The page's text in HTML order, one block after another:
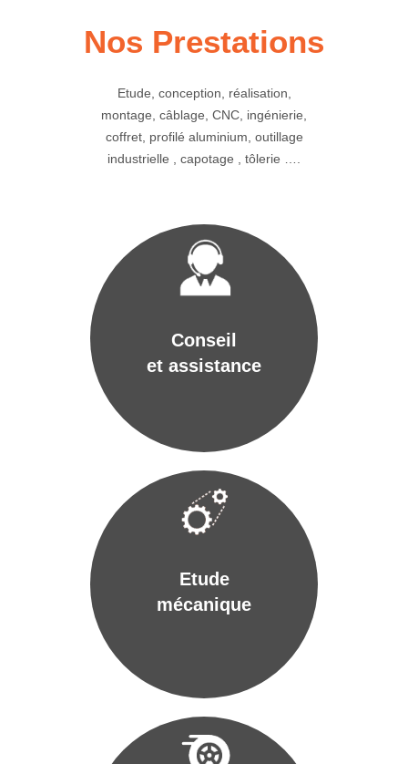
Nos Prestations
Etude, conception, réalisation,
montage, câblage, CNC, ingénierie,
coffret, profilé aluminium, outillage
industrielle , capotage , tôlerie ….
Conseil
et assistance
Etude
mécanique